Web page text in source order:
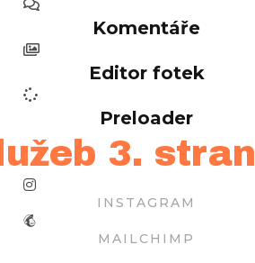
Komentáře
Editor fotek
Preloader
3. stran
INSTAGRAM
MAILCHIMP